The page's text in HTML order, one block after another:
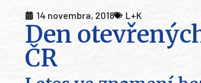
14 novembra, 2018 L+K
Den
ČR